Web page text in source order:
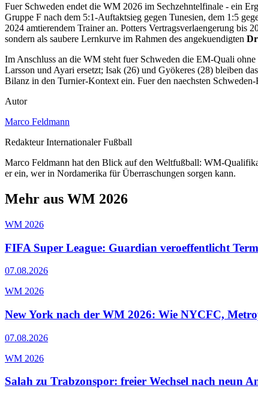
Fuer Schweden endet die WM 2026 im Sechzehntelfinale - ein
Gruppe F nach dem 5:1-Auftaktsieg gegen Tunesien, dem 1:5
2024 amtierendem Trainer an. Potters Vertragsverlaengerung bis
sondern als saubere Lernkurve im Rahmen des angekuendigten
Im Anschluss an die WM steht fuer Schweden die EM-Quali
Larsson und Ayari ersetzt; Isak (26) und Gyökeres (28) bleiben
Bilanz in den Turnier-Kontext ein. Fuer den naechsten
Autor
Marco Feldmann
Redakteur Internationaler Fußball
Marco Feldmann hat den Blick auf den Weltfußball: WM-
er ein, wer in Nordamerika für Überraschungen sorgen kann.
Mehr aus WM 2026
WM 2026
FIFA Super League: Guardian veroeffentlicht
07.08.2026
WM 2026
New York nach der WM 2026: Wie NYCFC,
07.08.2026
WM 2026
Salah zu Trabzonspor: freier Wechsel nach neun